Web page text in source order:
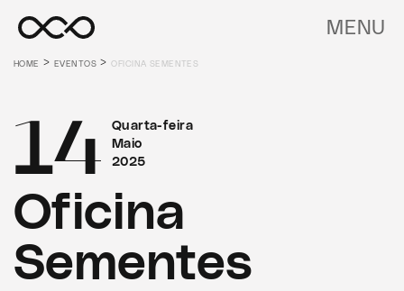
MENU
HOME >EVENTOS >OFICINA SEMENTES
Quarta-feira
Maio
2025
14
Oficina
Sementes